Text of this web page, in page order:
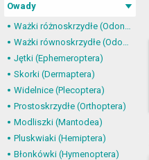
Owady
Ważki różnoskrzydłe (Odonata, Anisoptera)
Ważki równoskrzydłe (Odonata, Zygoptera)
Jętki (Ephemeroptera)
Skorki (Dermaptera)
Widelnice (Plecoptera)
Prostoskrzydłe (Orthoptera)
Modliszki (Mantodea)
Pluskwiaki (Hemiptera)
Błonkówki (Hymenoptera)